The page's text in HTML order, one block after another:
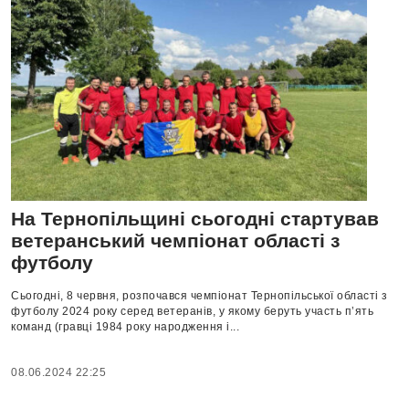
На Тернопільщині сьогодні стартував
ветеранський чемпіонат області з
футболу
Сьогодні, 8 червня, розпочався чемпіонат Тернопільської області з
футболу 2024 року серед ветеранів, у якому беруть участь п’ять
команд (гравці 1984 року народження і...
08.06.2024 22:25